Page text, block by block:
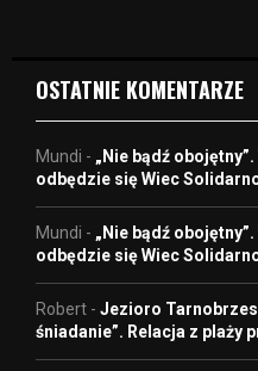
OSTATNIE KOMENTARZE
Mundi - „Nie bądź
odbędzie się Wiec
Mundi - „Nie bądź
odbędzie się Wiec
Robert - Jezioro
śniadanie”. Relacja z plaży